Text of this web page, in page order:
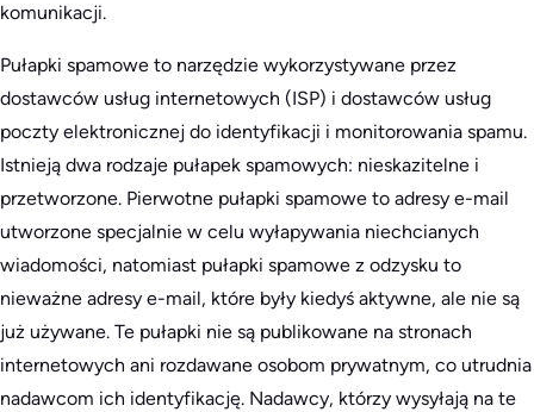
komunikacji.
Pułapki spamowe to narzędzie wykorzystywane przez
dostawców usług internetowych (ISP) i dostawców usług
poczty elektronicznej do identyfikacji i monitorowania spamu.
Istnieją dwa rodzaje pułapek spamowych: nieskazitelne i
przetworzone. Pierwotne pułapki spamowe to adresy e-mail
utworzone specjalnie w celu wyłapywania niechcianych
wiadomości, natomiast pułapki spamowe z odzysku to
nieważne adresy e-mail, które były kiedyś aktywne, ale nie są
już używane. Te pułapki nie są publikowane na stronach
internetowych ani rozdawane osobom prywatnym, co utrudnia
nadawcom ich identyfikację. Nadawcy, którzy wysyłają na te